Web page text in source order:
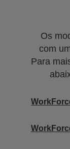
Os
com
Para